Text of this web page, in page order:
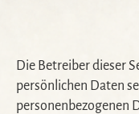
Die Betreiber dieser
persönlichen Daten
personenbezogenen